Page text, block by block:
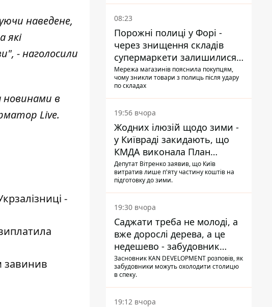
наведене,
які
- наголосили
в
Live.
-
завинив
08:23
Порожні полиці у Форі -
через знищення складів
супермаркети залишилися
без асортименту
Мережа магазинів пояснила покупцям,
чому зникли товари з полиць після удару
по складах
19:56 вчора
Жодних ілюзій щодо зими -
у Київраді закидають, що
КМДА виконала План
стійкості на 20%
Депутат Вітренко заявив, що Київ
витратив лише п'яту частину коштів на
підготовку до зими.
19:30 вчора
Саджати треба не молоді, а
вже дорослі дерева, а це
недешево - забудовник
Ніконов
Засновник KAN DEVELOPMENT розповів, як
забудовники можуть охолодити столицю
в спеку.
19:12 вчора